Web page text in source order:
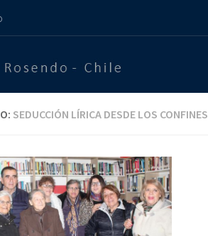
SEDUCCIÓN LÍRICA DESDE LOS CONFINES